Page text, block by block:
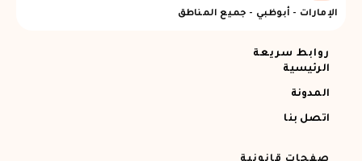
الإمارات - أبوظبي - جميع المناطق
روابط سريعة
الرئيسية
المدونة
اتصل بنا